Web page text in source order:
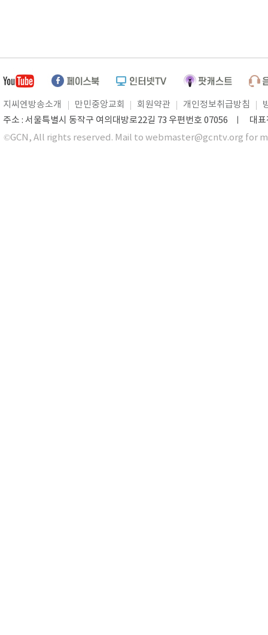
지씨엔방송소개 만민중앙교회 회원약관 개인정보취급방침
주소 : 서울특별시 동작구 여의대방로22길 73 우편번호 07056 ㅣ 대
©GCN, All rights reserved. Mail to webmaster@gcntv.org for